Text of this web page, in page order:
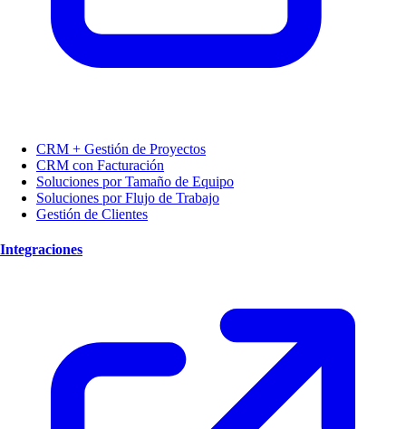
CRM + Gestión de Proyectos
CRM con Facturación
Soluciones por Tamaño de Equipo
Soluciones por Flujo de Trabajo
Gestión de Clientes
Integraciones